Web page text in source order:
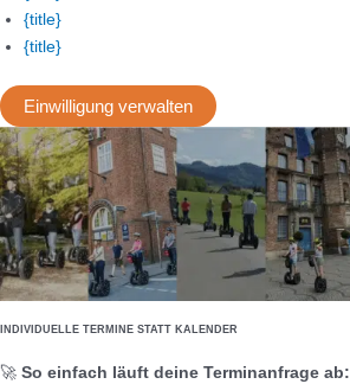
{title}
{title}
Einwilligung verwalten
INDIVIDUELLE TERMINE STATT KALENDER
🚀 So einfach läuft deine Terminanfrage ab: